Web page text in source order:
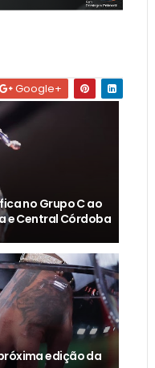
Google+
no Grupo C ao
e Central Córdoba
edição da